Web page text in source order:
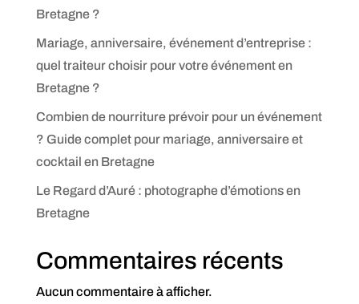
Bretagne ?
Mariage, anniversaire, événement d’entreprise :
quel traiteur choisir pour votre événement en
Bretagne ?
Combien de nourriture prévoir pour un événement
? Guide complet pour mariage, anniversaire et
cocktail en Bretagne
Le Regard d’Auré : photographe d’émotions en
Bretagne
Commentaires récents
Aucun commentaire à afficher.